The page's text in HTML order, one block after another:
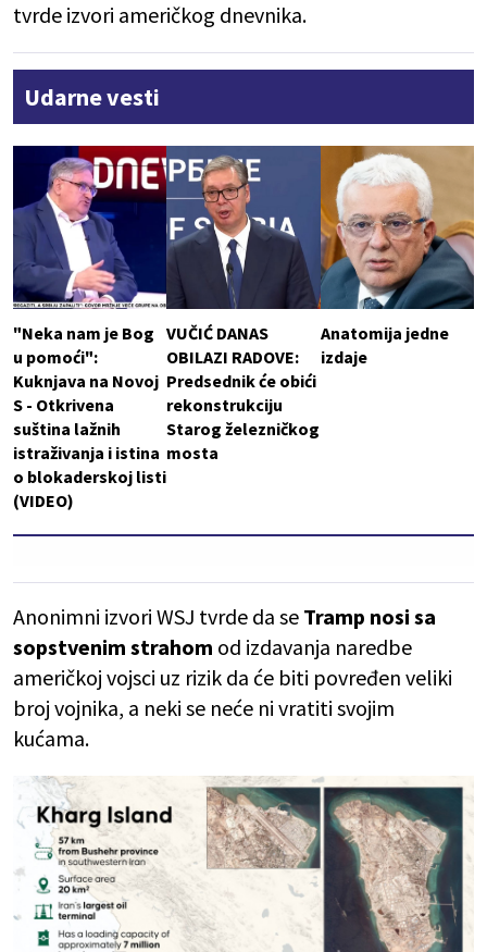
tvrde izvori američkog dnevnika.
Udarne vesti
"Neka nam je Bog
u pomoći":
Kuknjava na Novoj
S - Otkrivena
suština lažnih
istraživanja i istina
o blokaderskoj listi
(VIDEO)
VUČIĆ DANAS
OBILAZI RADOVE:
Predsednik će obići
rekonstrukciju
Starog železničkog
mosta
Anatomija jedne
izdaje
Anonimni izvori WSJ tvrde da se Tramp nosi sa
sopstvenim strahom od izdavanja naredbe
američkoj vojsci uz rizik da će biti povređen veliki
broj vojnika, a neki se neće ni vratiti svojim
kućama.